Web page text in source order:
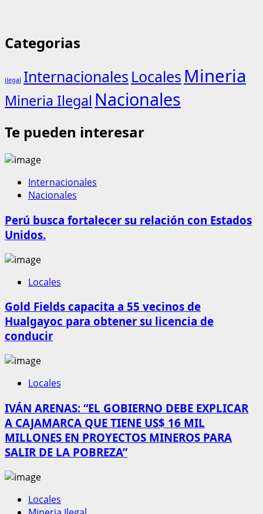
Categorias
ilegal Internacionales Locales Mineria
Mineria Ilegal Nacionales
Te pueden interesar
Internacionales
Nacionales
Perú busca fortalecer su relación con Estados
Unidos.
Locales
Gold Fields capacita a 55 vecinos de
Hualgayoc para obtener su licencia de
conducir
Locales
IVÁN ARENAS: “EL GOBIERNO DEBE EXPLICAR
A CAJAMARCA QUE TIENE US$ 16 MIL
MILLONES EN PROYECTOS MINEROS PARA
SALIR DE LA POBREZA”
Locales